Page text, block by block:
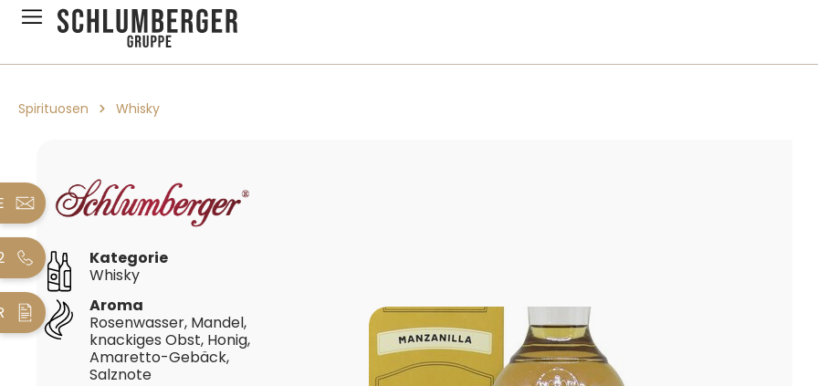
Zur Hauptnavigation springen
Spirituosen Whisky
Aroma
Rosenwasser, Mandel,
knackiges Obst, Honig,
Amaretto-Gebäck,
Salznote
Kategorie
Whisky